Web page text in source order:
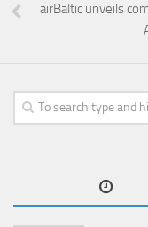
airBaltic unveils